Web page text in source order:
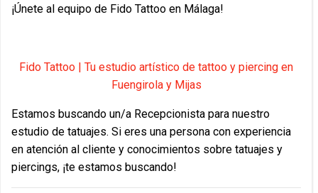
¡Únete al equipo de Fido Tattoo en Málaga!
Fido Tattoo | Tu estudio artístico de tattoo y piercing en
Fuengirola y Mijas
Estamos buscando un/a Recepcionista para nuestro
estudio de tatuajes. Si eres una persona con experiencia
en atención al cliente y conocimientos sobre tatuajes y
piercings, ¡te estamos buscando!